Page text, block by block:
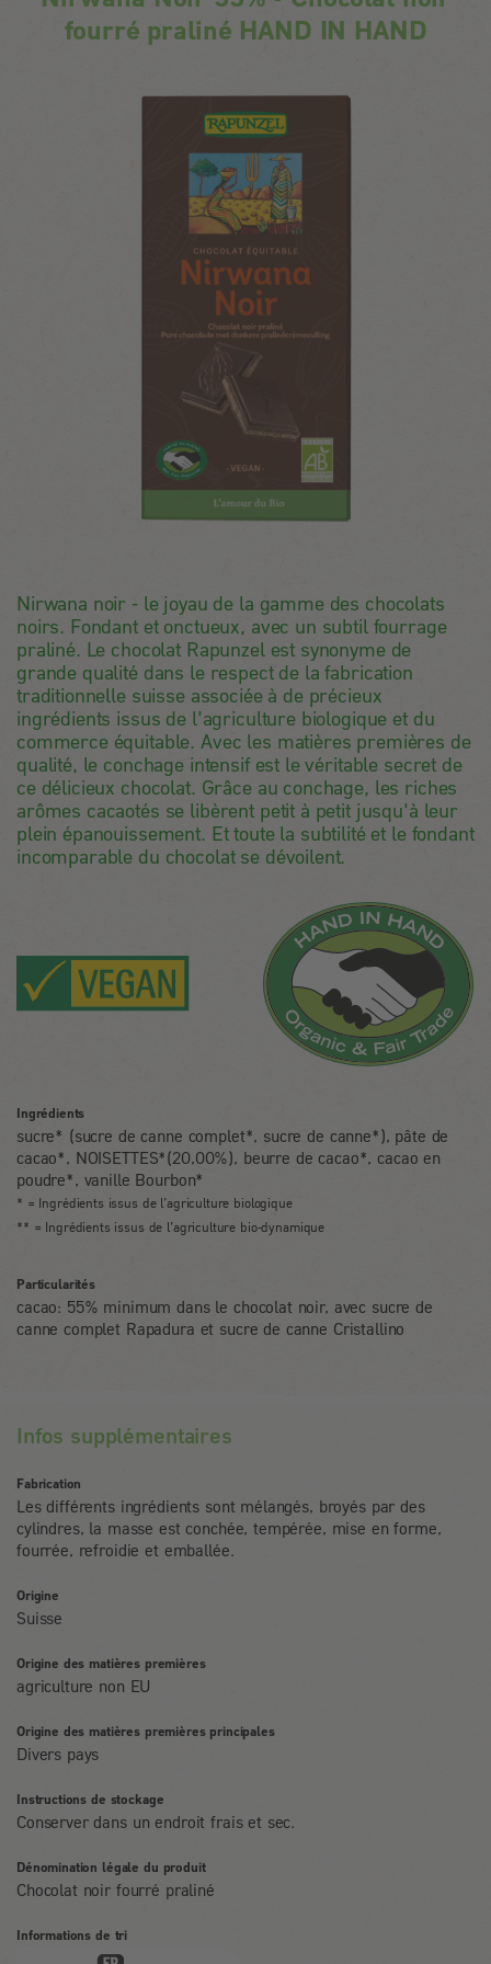
fourré praliné HAND IN HAND
Nirwana noir - le joyau de la gamme des chocolats
noirs. Fondant et onctueux, avec un subtil fourrage
praliné. Le chocolat Rapunzel est synonyme de
grande qualité dans le respect de la fabrication
traditionnelle suisse associée à de précieux
ingrédients issus de l'agriculture biologique et du
commerce équitable. Avec les matières premières de
qualité, le conchage intensif est le véritable secret de
ce délicieux chocolat. Grâce au conchage, les riches
arômes cacaotés se libèrent petit à petit jusqu'à leur
plein épanouissement. Et toute la subtilité et le fondant
incomparable du chocolat se dévoilent.
Ingrédients
sucre* (sucre de canne complet*, sucre de canne*), pâte de
cacao*, NOISETTES*(20,00%), beurre de cacao*, cacao en
poudre*, vanille Bourbon*
* = Ingrédients issus de l’agriculture biologique
** = Ingrédients issus de l’agriculture bio-dynamique
Particularités
cacao: 55% minimum dans le chocolat noir, avec sucre de
canne complet Rapadura et sucre de canne Cristallino
Infos supplémentaires
Fabrication
Les différents ingrédients sont mélangés, broyés par des
cylindres, la masse est conchée, tempérée, mise en forme,
fourrée, refroidie et emballée.
Origine
Suisse
Origine des matières premières
agriculture non EU
Origine des matières premières principales
Divers pays
Instructions de stockage
Conserver dans un endroit frais et sec.
Dénomination légale du produit
Chocolat noir fourré praliné
Informations de tri